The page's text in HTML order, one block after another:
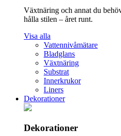
Växtnäring och annat du
hålla stilen – året runt.
Visa alla
Vattennivåmätare
Bladglans
Växtnäring
Substrat
Innerkrukor
Liners
Dekorationer
Dekorationer